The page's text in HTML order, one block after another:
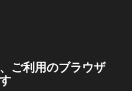
ご利用のブラウザ